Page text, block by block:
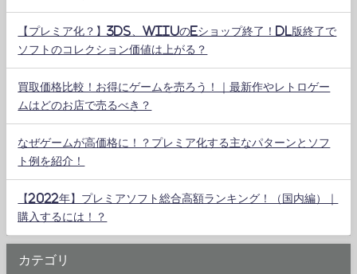
【プレミア化？】3DS、WiiUのeショップ終了！DL版終了で
ソフトのコレクション価値は上がる？
買取価格比較！お得にゲームを売ろう！｜最新作やレトロゲー
ムはどのお店で売るべき？
なぜゲームが高価格に！？プレミア化する主なパターンとソフ
ト例を紹介！
【2022年】プレミアソフト総合高額ランキング！（国内編）｜
購入するには！？
カテゴリ